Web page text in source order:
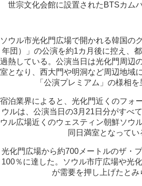
世宗文化会館に設置されたBTSカム
ソウル市光化門広場で開かれる韓国の
年団）」の公演を約1カ月後に控え、
過熱している。公演当日は光化門周辺
室となり、西大門や明洞など周辺地域
「公演プレミアム」の様相を
宿泊業界によると、光化門近くのフォ
ウルは、公演当日の3月21日分がすべ
ウル広場近くのウェスティン朝鮮ソウ
同日満室となってい
光化門広場から約700メートルのザ・
100％に達した。ソウル市庁広場や光
が需要を押し上げたとみ